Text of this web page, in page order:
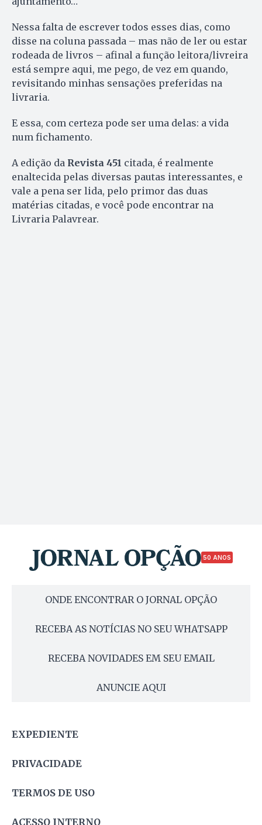
Nessa falta de escrever todos esses dias, como
disse na coluna passada – mas não de ler ou estar
rodeada de livros – afinal a função leitora/livreira
está sempre aqui, me pego, de vez em quando,
revisitando minhas sensações preferidas na
livraria.
E essa, com certeza pode ser uma delas: a vida
num fichamento.
A edição da Revista 451 citada, é realmente
enaltecida pelas diversas pautas interessantes, e
vale a pena ser lida, pelo primor das duas
matérias citadas, e você pode encontrar na
Livraria Palavrear.
50 ANOS
ONDE ENCONTRAR O JORNAL OPÇÃO
RECEBA AS NOTÍCIAS NO SEU WHATSAPP
RECEBA NOVIDADES EM SEU EMAIL
ANUNCIE AQUI
EXPEDIENTE
PRIVACIDADE
TERMOS DE USO
ACESSO INTERNO